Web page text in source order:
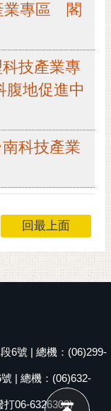
業專區 閣
技產業專
腹地促進中
科技產業
回最上面
6號 | 總機：(06)299-
| 總機：(06)632-
06-6326303)